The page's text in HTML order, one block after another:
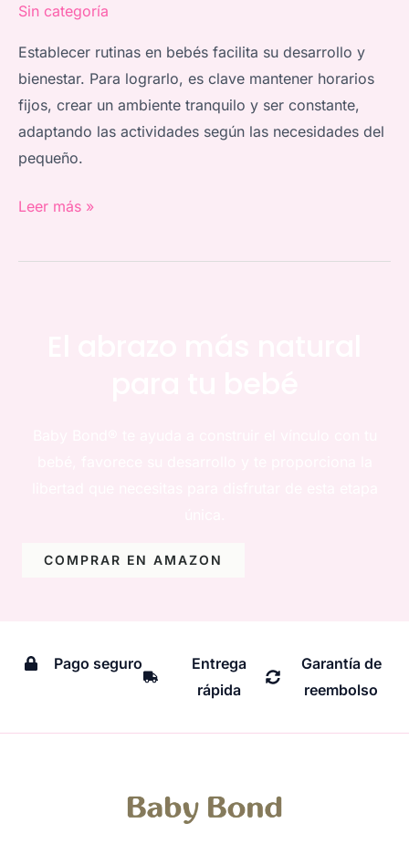
Sin categoría
Establecer rutinas en bebés facilita su desarrollo y
bienestar. Para lograrlo, es clave mantener horarios
fijos, crear un ambiente tranquilo y ser constante,
adaptando las actividades según las necesidades del
pequeño.
Leer más »
COMPRAR EN AMAZON
Pago seguro
Entrega
rápida
Garantía de
reembolso